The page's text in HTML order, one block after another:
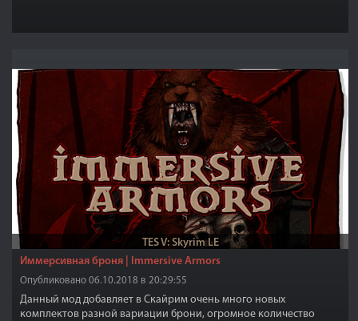
TES V: Skyrim LE
Иммерсивная броня | Immersive Armors
Опубликовано 06.10.2018 в 20:29:55
Данный мод добавляет в Скайрим очень много новых
комплектов разной вариации брони, огромное количество